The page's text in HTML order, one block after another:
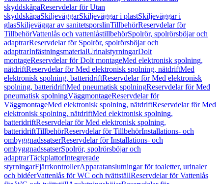
skyddskåpaReservdelar för Utan
skyddskåpaSkiljeväggarSkiljeväggar i plastSkiljeväggar i
glasSkiljeväggar av sanitetsporslinTillbehörReservdelar för
TillbehörVattenlås och vattenlåstillbehörSpolrör, spolrörsböjar och
adaptrarReservdelar för Spolrör, spolrörsböjar och
adaptrarInfästningsmaterialUrinalstyrningarDolt
montageReservdelar för Dolt montageMed elektronisk spolning,
nätdriftReservdelar för Med elektronisk spolning, nätdriftMed
elektronisk spolning, batteridriftReservdelar för Med elektronisk
spolning, batteridriftMed pneumatisk spolningReservdelar för Med
pneumatisk spolningVäggmontageReservdelar för
VäggmontageMed elektronisk spolning, nätdriftReservdelar för Med
elektronisk spolning, nätdriftMed elektronisk spolning,
batteridriftReservdelar för Med elektronisk spolning,
batteridriftTillbehörReservdelar för TillbehörInstallations- och
ombyggnadssatserReservdelar för Installations- och
ombyggnadssatserSpolrör, spolrörsböjar och
adaptrarTäckplattorIntegrerade
styrningarFjärrkontrollerApparatanslutningar för toaletter, urinaler
och bidéerVattenlås för WC och tvättställReservdelar för Vattenlås